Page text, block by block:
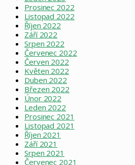
Prosinec 2022
Listopad 2022
Říjen 2022
Září 2022
Srpen 2022
Červenec 2022
Červen 2022
Květen 2022
Duben 2022
Březen 2022
Únor 2022
Leden 2022
Prosinec 2021
Listopad 2021
Říjen 2021
Září 2021
Srpen 2021
Červenec 2021